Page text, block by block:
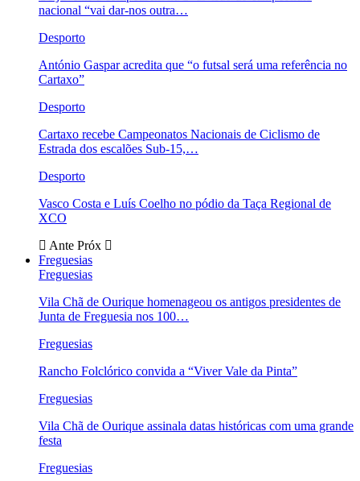
nacional “vai dar-nos outra…
Desporto
António Gaspar acredita que “o futsal será uma referência no
Cartaxo”
Desporto
Cartaxo recebe Campeonatos Nacionais de Ciclismo de
Estrada dos escalões Sub-15,…
Desporto
Vasco Costa e Luís Coelho no pódio da Taça Regional de
XCO
Ante Próx
Freguesias
Freguesias
Vila Chã de Ourique homenageou os antigos presidentes de
Junta de Freguesia nos 100…
Freguesias
Rancho Folclórico convida a “Viver Vale da Pinta”
Freguesias
Vila Chã de Ourique assinala datas históricas com uma grande
festa
Freguesias